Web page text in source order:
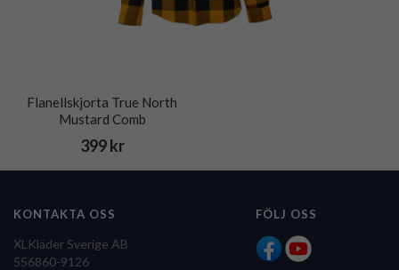
Flanellskjorta True North
Mustard Comb
399 kr
KONTAKTA OSS
XLKläder Sverige AB
556860-9126
FÖLJ OSS